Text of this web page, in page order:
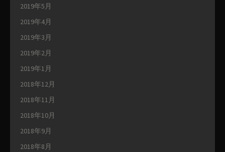
2019年5月
2019年4月
2019年3月
2019年2月
2019年1月
2018年12月
2018年11月
2018年10月
2018年9月
2018年8月